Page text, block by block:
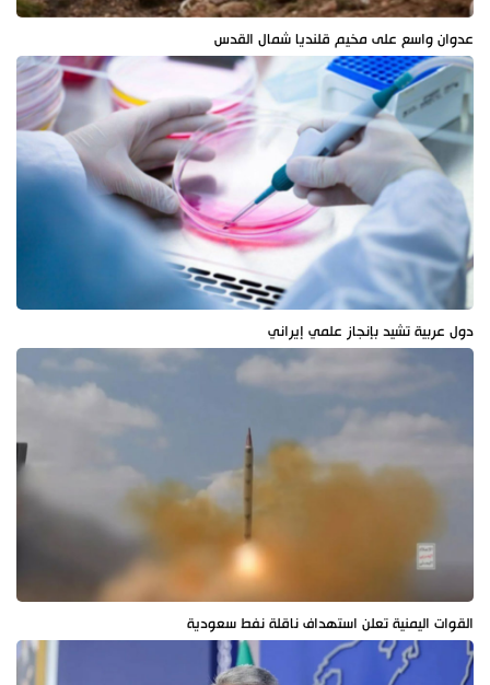
عدوان واسع على مخيم قلنديا شمال القدس
دول عربية تشيد بإنجاز علمي إيراني
القوات اليمنية تعلن استهداف ناقلة نفط سعودية